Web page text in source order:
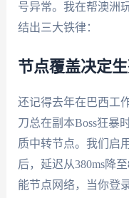
号异常。我在帮澳洲
结出三大铁律：
节点覆盖决定
还记得去年在巴西工
刀总在副本Boss狂暴
质中转节点。我们启
后，延迟从380ms降
能节点网络，当你登